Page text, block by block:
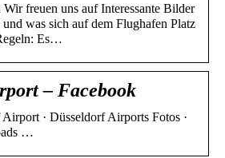
freuen uns auf Interessante Bilder
was sich auf dem Flughafen Platz
Es…
– Facebook
· Düsseldorf Airports Fotos ·
…